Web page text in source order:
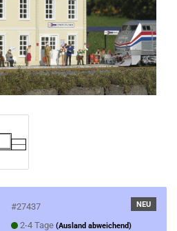
NEU
#27437
2-4 Tage (Ausland abweichend)